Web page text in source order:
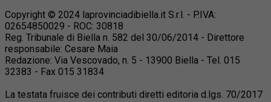
Copyright © 2024 laprovinciadibiella.it S.r.l. - P.IVA:
02654850029 - ROC: 30818
Reg. Tribunale di Biella n. 582 del 30/06/2014 - Direttore
responsabile: Cesare Maia
Redazione: Via Vescovado, n. 5 - 13900 Biella - Tel. 015
32383 - Fax 015 31834
La testata fruisce dei contributi diretti editoria d.lgs. 70/2017